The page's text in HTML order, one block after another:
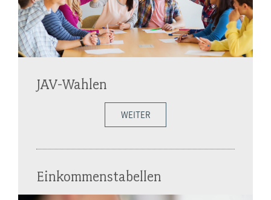
JAV-Wahlen
WEITER
Einkommenstabellen